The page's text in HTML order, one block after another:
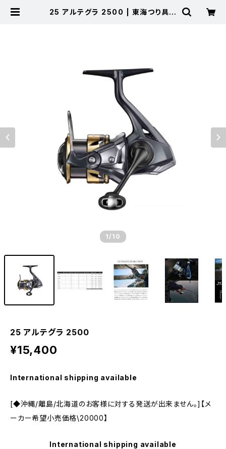
25 アルテグラ 2500 | 東海つり具
1 /10
25 アルテグラ 2500
¥15,400
International shipping available
[◆沖縄/離島/北海道のお客様に対する発送が出来ません。]【メ
ーカー希望小売価格\20000】
International shipping available